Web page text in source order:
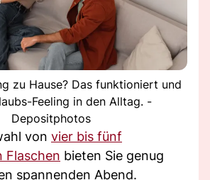
zu Hause? Das funktioniert und
Feeling in den Alltag. -
Depositphotos
von vier bis fünf
Flaschen bieten Sie genug
spannenden Abend.